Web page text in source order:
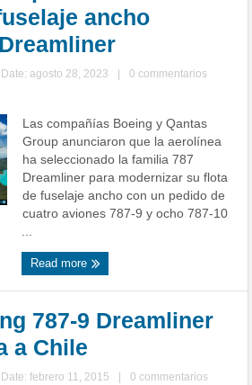
ancho
Date: agosto 28, 2023
0 commentarios
Las compañías Boeing y Qantas
Group anunciaron que la aerolínea
ha seleccionado la familia 787
Dreamliner para modernizar su flota
de fuselaje ancho con un pedido de
cuatro aviones 787-9 y ocho 787-10
...
Read more
787-9 Dreamliner
a Chile
Date: febrero 11, 2015
0 commentarios